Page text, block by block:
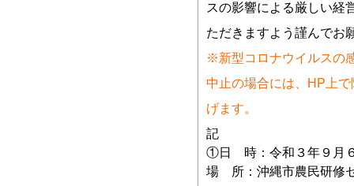
スの影響による厳しい経
ただきますよう謹んでお
※新型コロナウイルスの
中止の場合には、HP上
げます。
記
①日 時：令和３年９月
場 所：沖縄市農民研修